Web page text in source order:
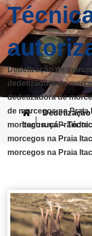
Dedetização de
dedetizadora de
dedetizadora de
de morcegos na Praia
morcegos na Praia
morcegos na Praia
morcegos na Praia
Itacuruçá –